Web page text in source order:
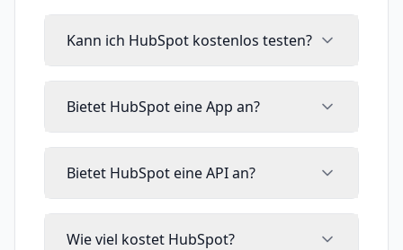
Kann ich HubSpot kostenlos testen?
Bietet HubSpot eine App an?
Bietet HubSpot eine API an?
Wie viel kostet HubSpot?